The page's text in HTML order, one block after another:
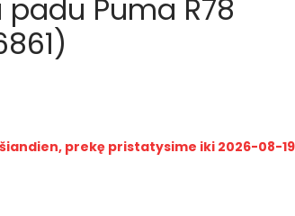
Puma R78
prekę pristatysime iki 2026-08-